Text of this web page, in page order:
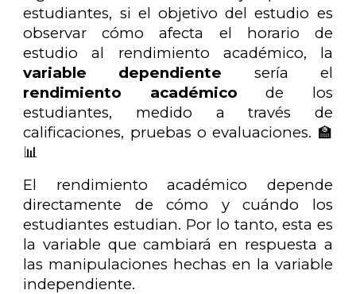
estudiantes, si el objetivo del estudio es
observar cómo afecta el horario de
estudio al rendimiento académico, la
variable dependiente sería el
rendimiento académico de los
estudiantes, medido a través de
calificaciones, pruebas o evaluaciones. 🏫
📊
El rendimiento académico depende
directamente de cómo y cuándo los
estudiantes estudian. Por lo tanto, esta es
la variable que cambiará en respuesta a
las manipulaciones hechas en la variable
independiente.